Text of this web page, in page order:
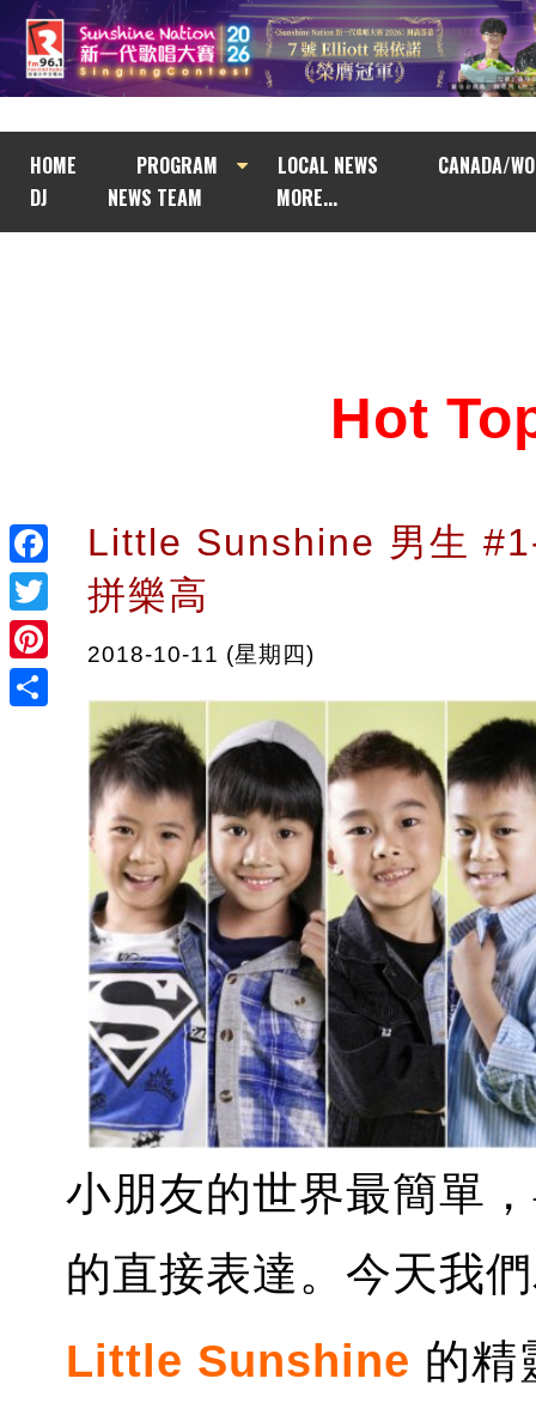
HOME PROGRAM LOCAL NEWS
CANADA/
DJ
NEWS TEAM MORE...
Facebook
Twitter
Pinterest
Hot
Little Sunshine 男生
拼樂高
2018-10-11 (星期四)
小朋友的世界最簡單
的直接表達。今天我
Little Sunshine 的精